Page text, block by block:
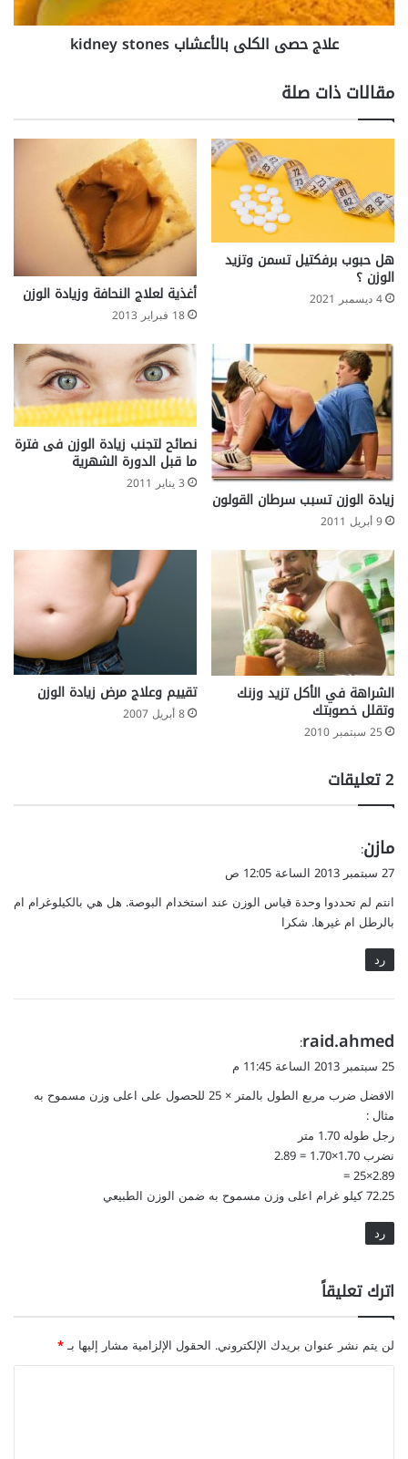
ا
م
ا
ل
ب
ا
ل
ش
ا
ب
k
i
d
y
s
t
o
n
e
s
علاج حصى الكلى بالأعشاب kidney stones
مقالات ذات صلة
هل حبوب برفكتيل تسمن وتزيد
الوزن ؟
4 ديسمبر 2021 أغذية لعلاج النحافة وزيادة الوزن
18 فبراير 2013
زيادة الوزن تسبب سرطان القولون
9 أبريل 2011
نصائح لتجنب زيادة الوزن فى فترة
ما قبل الدورة الشهرية
3 يناير 2011
الشراهة في الأكل تزيد وزنك
وتقلل خصوبتك
25 سبتمبر 2010
تقييم وعلاج مرض زيادة الوزن
8 أبريل 2007
‫2 تعليقات
ي
ق
ل
مازن:
27 سبتمبر 2013 الساعة 12:05 ص
انتم لم تحددوا وحدة قياس الوزن عند استخدام البوصة. هل هي بالكيلوغرام ام
بالرطل ام غيرها. شكرا
رد
ي
ق
ل
raid.ahmed
:
25 سبتمبر 2013 الساعة 11:45 م
الافضل ضرب مربع الطول بالمتر × 25 للحصول على اعلى وزن مسموح به
مثال :
رجل طوله 1.70 متر
نضرب 1.70×1.70 = 2.89
2.89×25 =
72.25 كيلو غرام اعلى وزن مسموح به ضمن الوزن الطبيعي
رد
اترك تعليقاً
لن يتم نشر عنوان بريدك الإلكتروني. الحقول الإلزامية مشار إليها بـ*